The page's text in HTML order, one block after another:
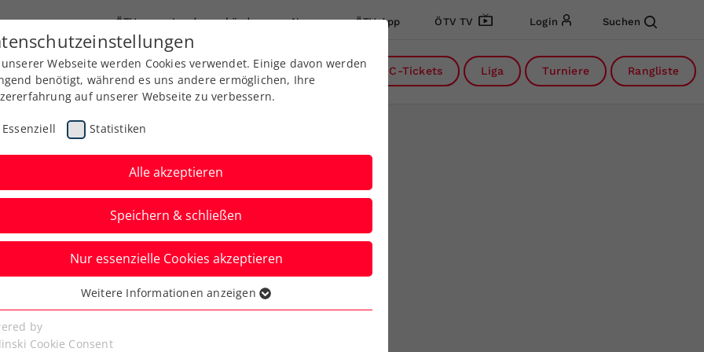
ÖTV Landesverbände News ÖTV App ÖTV TV Login Suchen
Ausbildung Services Über uns DC-Tickets Liga Turniere Rangliste
geht nach
Kraft aus
Webseite werden Cookies verwendet. Einige davon werden
benötigt, während es uns andere ermöglichen, Ihre
auf unserer Webseite zu verbessern.
Essenziell Statistiken
Alle akzeptieren
Speichern & schließen
Nur essenzielle Cookies akzeptieren
Cookies werden für grundlegende Funktionen der
benötigt. Dadurch ist gewährleistet, dass die Webseite
Weitere Informationen anzeigen
by
Cookie Consent